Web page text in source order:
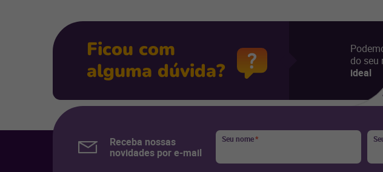
Ficou com
alguma dúvida?
do seu
ideal
Receba nossas
novidades por e-mail
Seu nome*